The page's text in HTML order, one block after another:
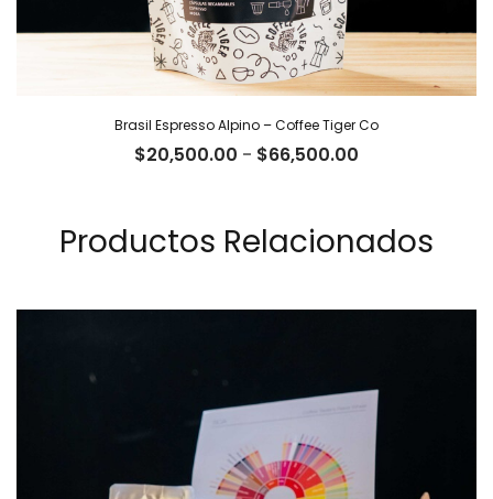
Brasil Espresso Alpino – Coffee Tiger Co
$20,500.00 - $66,500.00
$20,500.00
Productos Relacionados